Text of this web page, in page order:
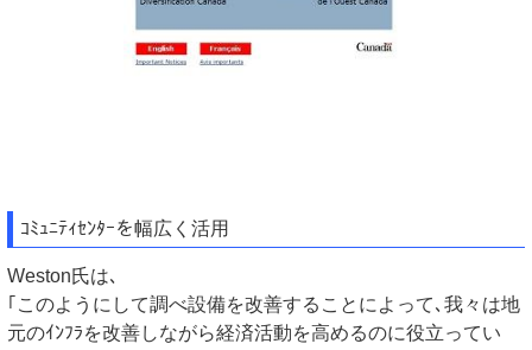
ｺﾐｭﾆﾃｨｾﾝﾀｰを幅広く活用
Weston氏は､
｢このようにして調べ設備を改善することによって､我々は地
元のｲﾝﾌﾗを改善しながら経済活動を高めるのに役立ってい